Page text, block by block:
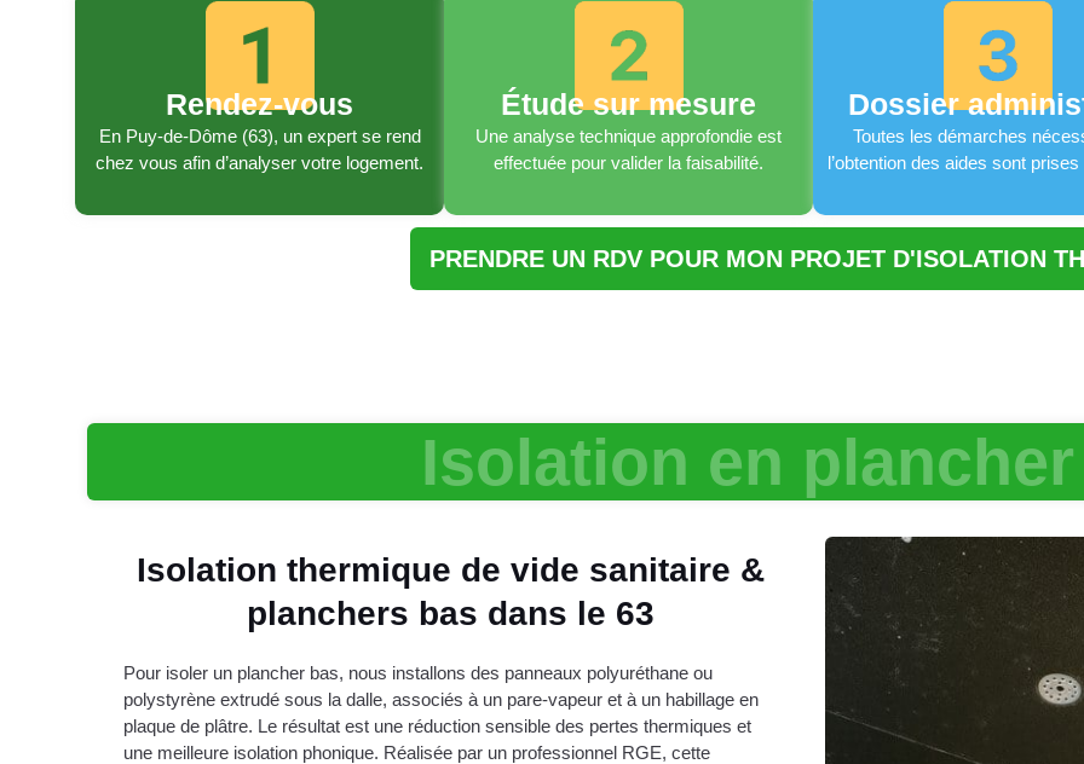
Rendez-vous
En Puy-de-Dôme (63), un expert se rend
chez vous afin d’analyser votre logement.
Étude sur mesure
Une analyse technique approfondie est
effectuée pour valider la faisabilité.
Dossier
Toutes les démarches
l’obtention des aides sont
PRENDRE UN RDV POUR MON PROJET D'ISOLATION
Isolation en
Isolation thermique de vide sanitaire &
planchers bas dans le 63
Pour isoler un plancher bas, nous installons des panneaux polyuréthane ou
polystyrène extrudé sous la dalle, associés à un pare-vapeur et à un habillage en
plaque de plâtre. Le résultat est une réduction sensible des pertes thermiques et
une meilleure isolation phonique. Réalisée par un professionnel RGE, cette